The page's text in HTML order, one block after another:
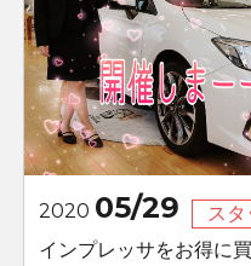
2020 05/29
ス
インプレッサをお得に